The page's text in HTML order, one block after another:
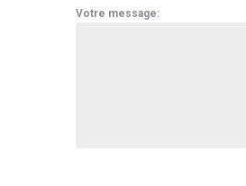
Votre message: